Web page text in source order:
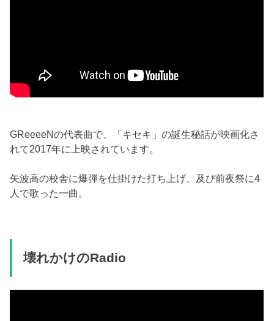
GReeeeNの代表曲で、「キセキ」の誕生秘話が映画化さ
れて2017年に上映されています。
矢波高の校舎に爆弾を仕掛けた打ち上げ、及び前夜祭に4
人で歌った一曲。
壊れかけのRadio